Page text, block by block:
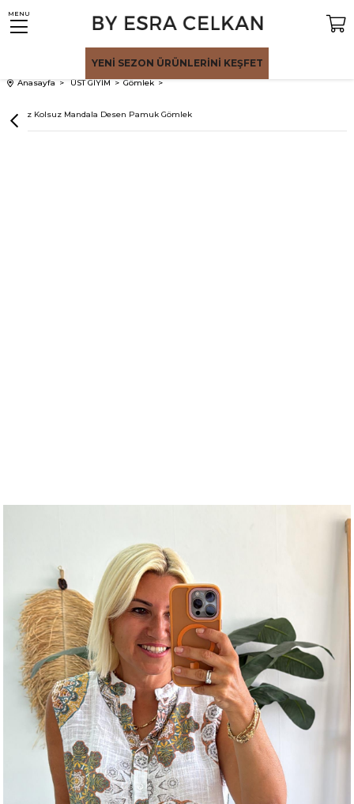
MENU
YENİ SEZON ÜRÜNLERİNİ KEŞFET
Anasayfa ÜST GİYİM Gömlek
Beyaz Kolsuz Mandala Desen Pamuk Gömlek